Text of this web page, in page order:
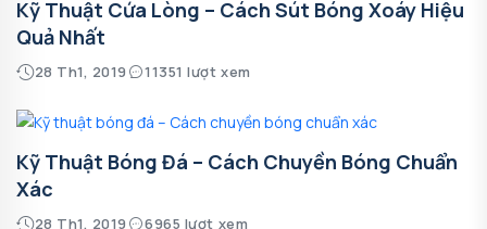
Kỹ Thuật Cứa Lòng – Cách Sút Bóng Xoáy Hiệu
Quả Nhất
28 Th1, 2019 11351 lượt xem
Kỹ Thuật Bóng Đá – Cách Chuyền Bóng Chuẩn
Xác
28 Th1, 2019 6965 lượt xem